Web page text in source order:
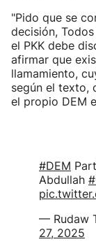
"Pido que se
decisión,
el PKK debe
afirmar que
llamamiento,
según el texto,
el propio DEM
#DEM
Abdullah
— Rudaw
27, 2025